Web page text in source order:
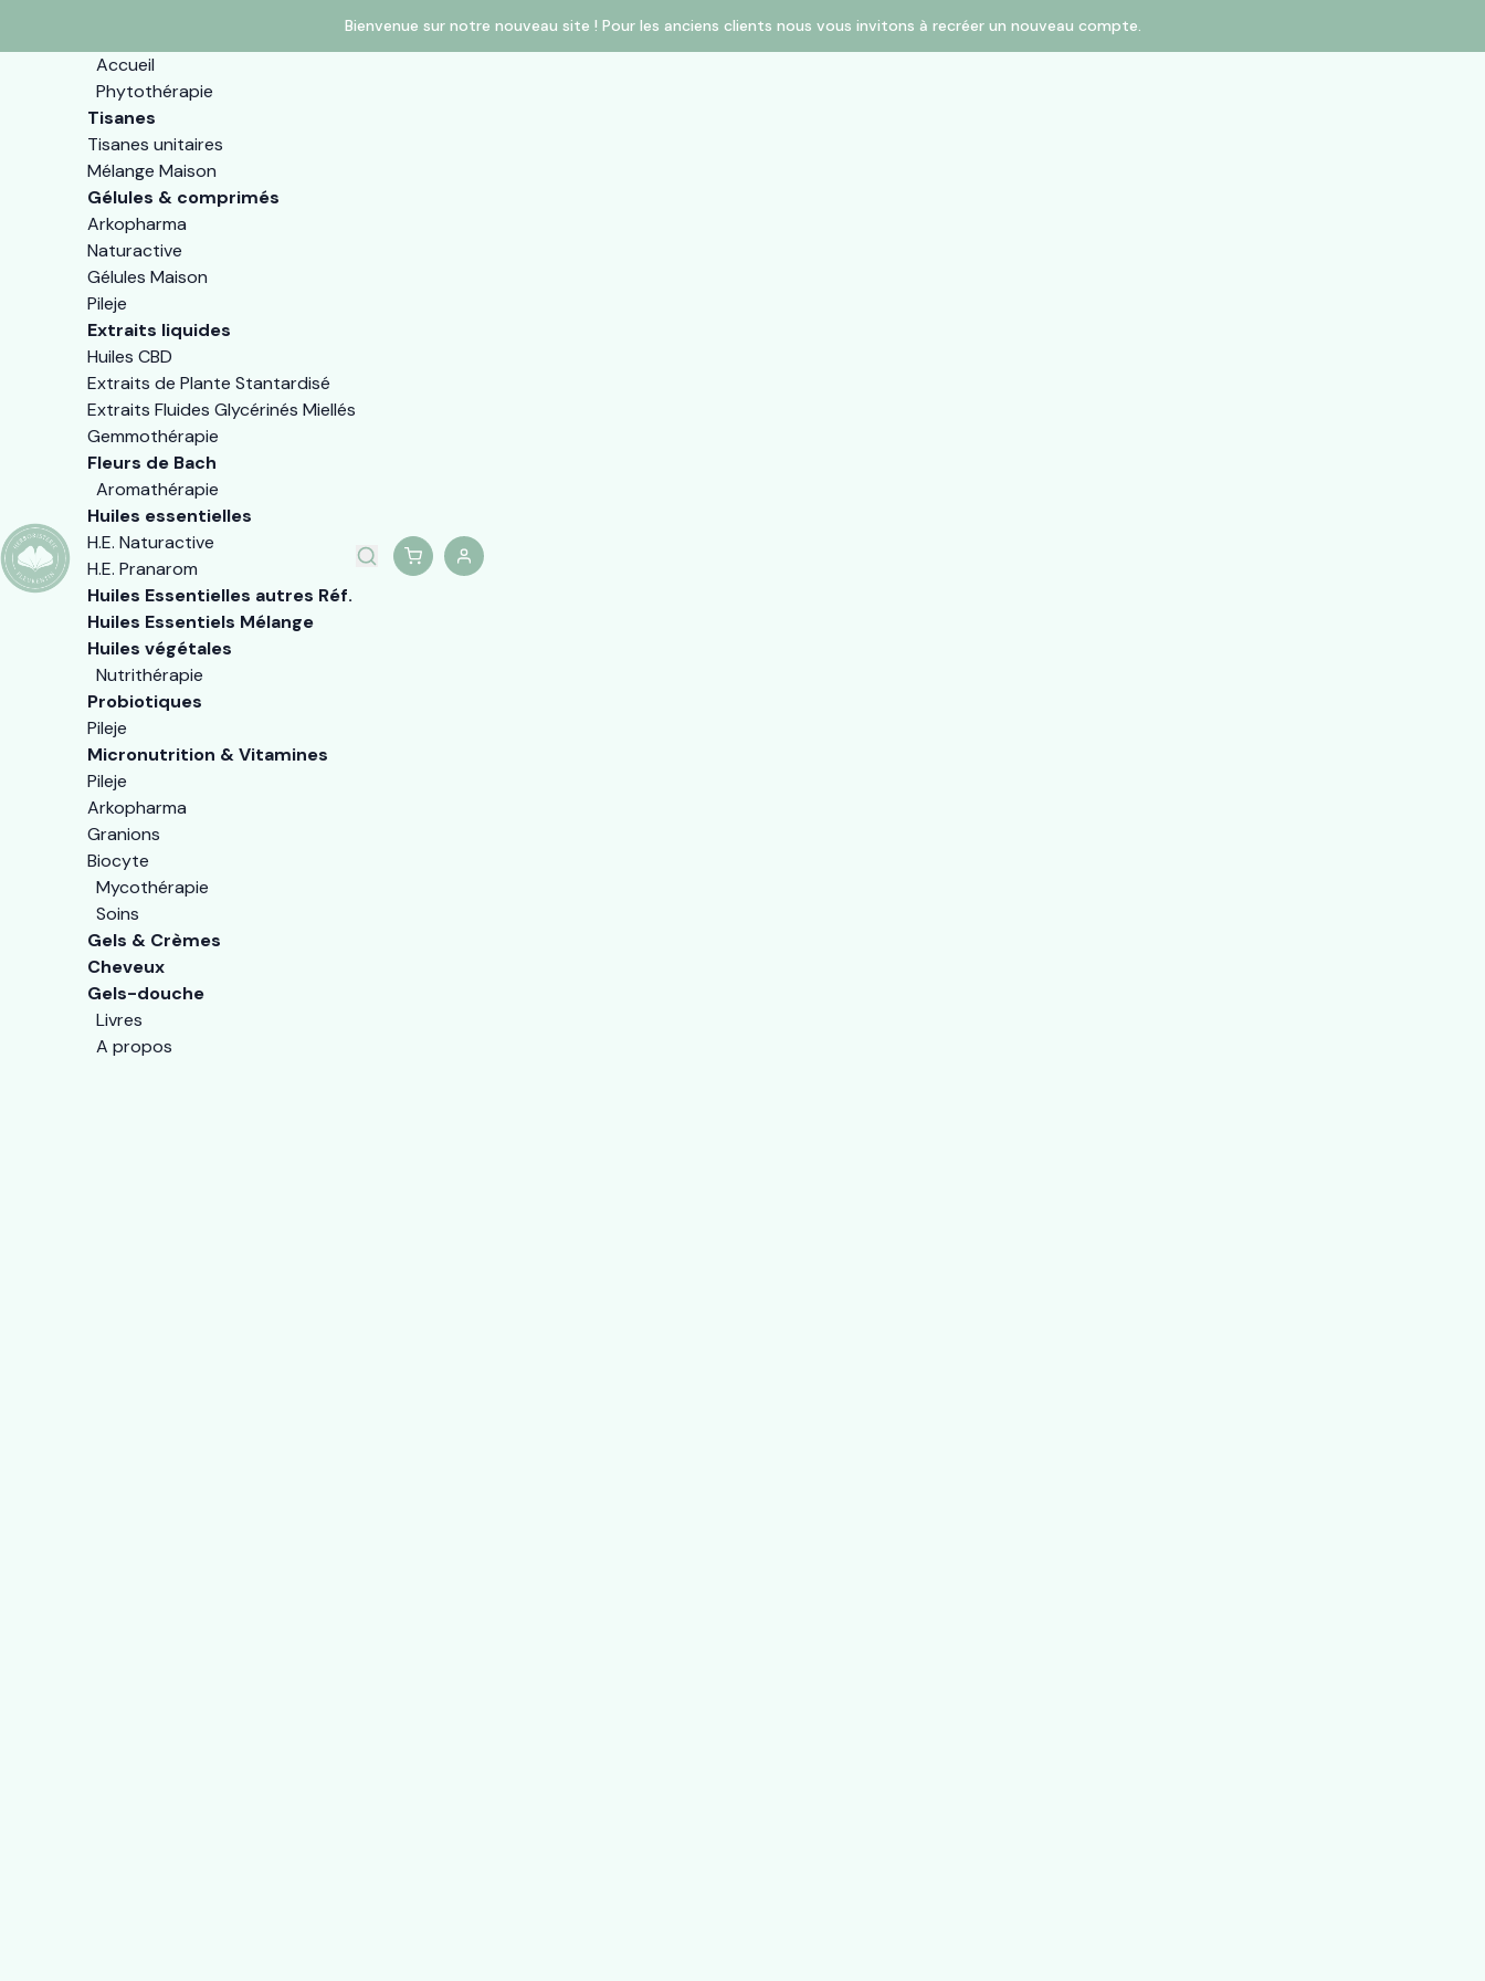
Bienvenue sur notre nouveau site ! Pour les anciens clients nous vous invitons à recréer un nouveau compte.
Accueil
Phytothérapie
Tisanes
Tisanes unitaires
Mélange Maison
Gélules & comprimés
Arkopharma
Naturactive
Gélules Maison
Pileje
Extraits liquides
Huiles CBD
Extraits de Plante Stantardisé
Extraits Fluides Glycérinés Miellés
Gemmothérapie
Fleurs de Bach
Aromathérapie
Huiles essentielles
H.E. Naturactive
H.E. Pranarom
Huiles Essentielles autres Réf.
Huiles Essentiels Mélange
Huiles végétales
Nutrithérapie
Probiotiques
Pileje
Micronutrition & Vitamines
Pileje
Arkopharma
Granions
Biocyte
Mycothérapie
Soins
Gels & Crèmes
Cheveux
Gels-douche
Livres
A propos